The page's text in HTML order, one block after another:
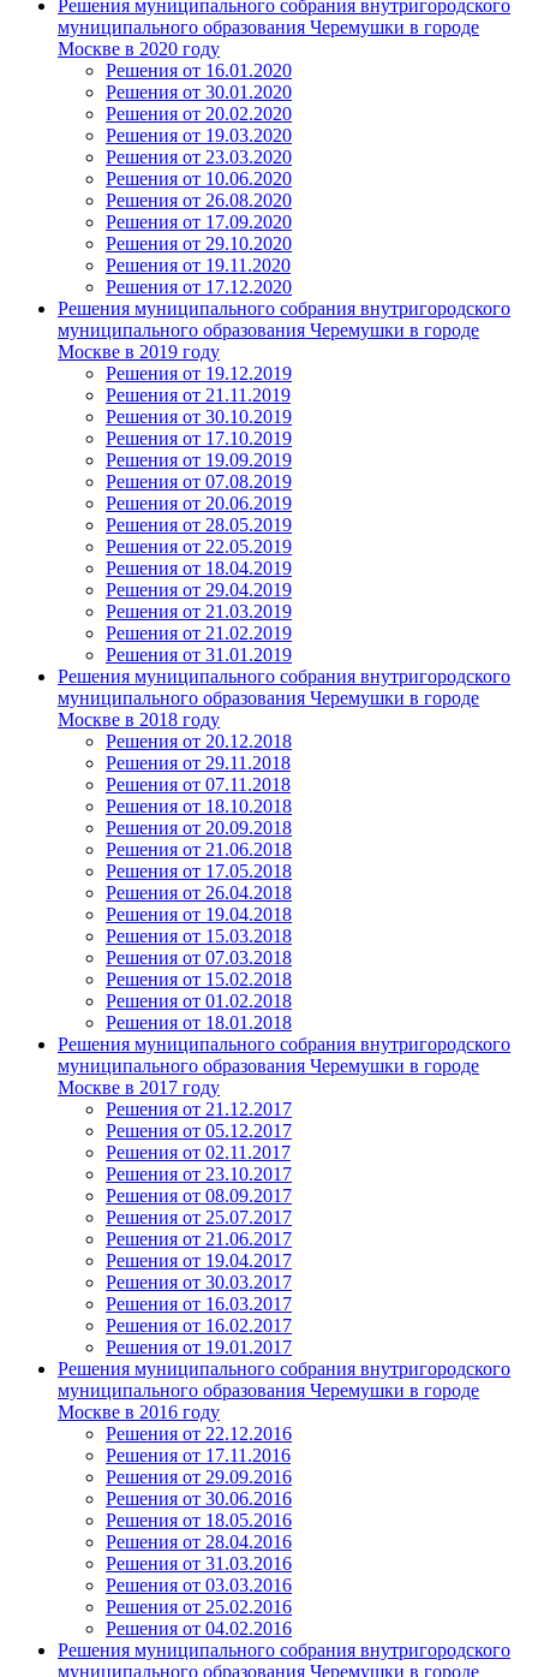
Решения муниципального собрания внутригородского
муниципального образования Черемушки в городе
Москве в 2020 году
Решения от 16.01.2020
Решения от 30.01.2020
Решения от 20.02.2020
Решения от 19.03.2020
Решения от 23.03.2020
Решения от 10.06.2020
Решения от 26.08.2020
Решения от 17.09.2020
Решения от 29.10.2020
Решения от 19.11.2020
Решения от 17.12.2020
Решения муниципального собрания внутригородского
муниципального образования Черемушки в городе
Москве в 2019 году
Решения от 19.12.2019
Решения от 21.11.2019
Решения от 30.10.2019
Решения от 17.10.2019
Решения от 19.09.2019
Решения от 07.08.2019
Решения от 20.06.2019
Решения от 28.05.2019
Решения от 22.05.2019
Решения от 18.04.2019
Решения от 29.04.2019
Решения от 21.03.2019
Решения от 21.02.2019
Решения от 31.01.2019
Решения муниципального собрания внутригородского
муниципального образования Черемушки в городе
Москве в 2018 году
Решения от 20.12.2018
Решения от 29.11.2018
Решения от 07.11.2018
Решения от 18.10.2018
Решения от 20.09.2018
Решения от 21.06.2018
Решения от 17.05.2018
Решения от 26.04.2018
Решения от 19.04.2018
Решения от 15.03.2018
Решения от 07.03.2018
Решения от 15.02.2018
Решения от 01.02.2018
Решения от 18.01.2018
Решения муниципального собрания внутригородского
муниципального образования Черемушки в городе
Москве в 2017 году
Решения от 21.12.2017
Решения от 05.12.2017
Решения от 02.11.2017
Решения от 23.10.2017
Решения от 08.09.2017
Решения от 25.07.2017
Решения от 21.06.2017
Решения от 19.04.2017
Решения от 30.03.2017
Решения от 16.03.2017
Решения от 16.02.2017
Решения от 19.01.2017
Решения муниципального собрания внутригородского
муниципального образования Черемушки в городе
Москве в 2016 году
Решения от 22.12.2016
Решения от 17.11.2016
Решения от 29.09.2016
Решения от 30.06.2016
Решения от 18.05.2016
Решения от 28.04.2016
Решения от 31.03.2016
Решения от 03.03.2016
Решения от 25.02.2016
Решения от 04.02.2016
Решения муниципального собрания внутригородского
муниципального образования Черемушки в городе